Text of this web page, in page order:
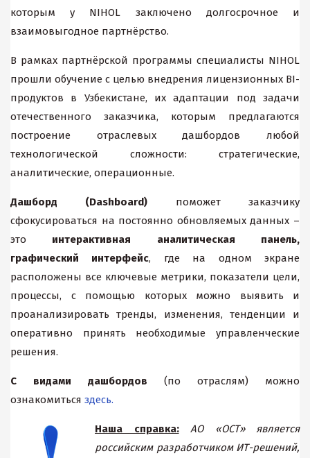
которым у NIHOL заключено долгосрочное и
взаимовыгодное партнёрство.
В рамках партнёрской программы специалисты NIHOL
прошли обучение с целью внедрения лицензионных BI-
продуктов в Узбекистане, их адаптации под задачи
отечественного заказчика, которым предлагаются
построение отраслевых дашбордов любой
технологической сложности: стратегические,
аналитические, операционные.
Дашборд (Dashboard) поможет заказчику
сфокусироваться на постоянно обновляемых данных –
это интерактивная аналитическая панель,
графический интерфейс, где на одном экране
расположены все ключевые метрики, показатели цели,
процессы, с помощью которых можно выявить и
проанализировать тренды, изменения, тенденции и
оперативно принять необходимые управленческие
решения.
С видами дашбордов (по отраслям) можно
ознакомиться здесь.
Наша справка:
АО «ОСТ» является
российским разработчиком ИТ-решений,